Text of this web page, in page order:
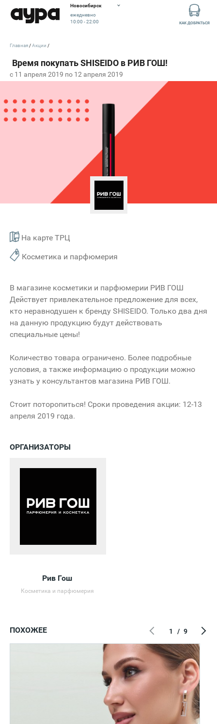
Новосибирск
ежедневно
10:00 - 22:00
КАК ДОБРАТЬСЯ
c 11 апреля 2019 по 12 апреля 2019
На карте ТРЦ
Косметика и парфюмерия
Главная Акции
В магазине косметики и парфюмерии РИВ ГОШ
Действует привлекательное предложение для всех,
кто неравнодушен к бренду SHISEIDO. Только два дня
на данную продукцию будут действовать
специальные цены!
Количество товара ограничено. Более подробные
условия, а также информацию о продукции можно
узнать у консультантов магазина РИВ ГОШ.
Стоит поторопиться! Сроки проведения акции: 12-13
апреля 2019 года.
ОРГАНИЗАТОРЫ
Рив Гош
Косметика и парфюмерия
ПОХОЖЕЕ 1 / 9